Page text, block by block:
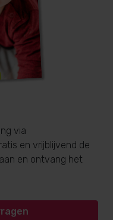
via
en vrijblijvend de
en ontvang het